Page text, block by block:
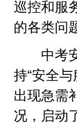
巡控和服
的各类问
中考安
持“安全
出现急需
况，启动